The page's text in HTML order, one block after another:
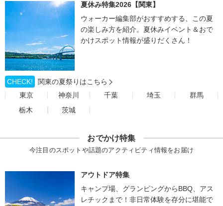
夏休み特集2026【関東】
ウォーカー編集部がおすすめする、この夏
の楽しみ方を紹介。夏休みイベント＆おで
かけスポット情報が盛りだくさん！
CHECK!
関東の夏祭りはこちら
東京
神奈川 千葉 埼玉
群馬
栃木
茨城
おでかけ特集
今注目のスポットや話題のアクティビティ情報をお届け
アウトドア特集
キャンプ場、グランピングからBBQ、アス
レチックまで！非日常体験を存分に堪能で